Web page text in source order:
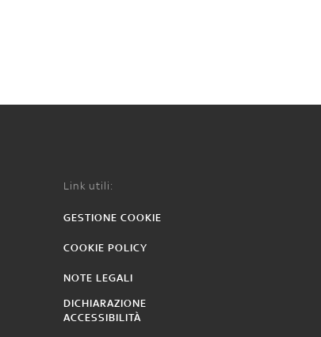
Link utili:
GESTIONE COOKIE
COOKIE POLICY
NOTE LEGALI
DICHIARAZIONE
ACCESSIBILITÀ